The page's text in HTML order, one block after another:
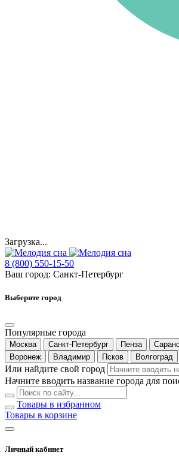
Загрузка...
8 (800) 550-15-50
Ваш город: Санкт-Петербург
Выберите город
Популярные города
Москва Санкт-Петербург Пенза
Воронеж
Владимир Псков Волгоград
Или найдите свой город
Начните вводить название города для
Товары в избранном
Товары в корзине
Личный кабинет